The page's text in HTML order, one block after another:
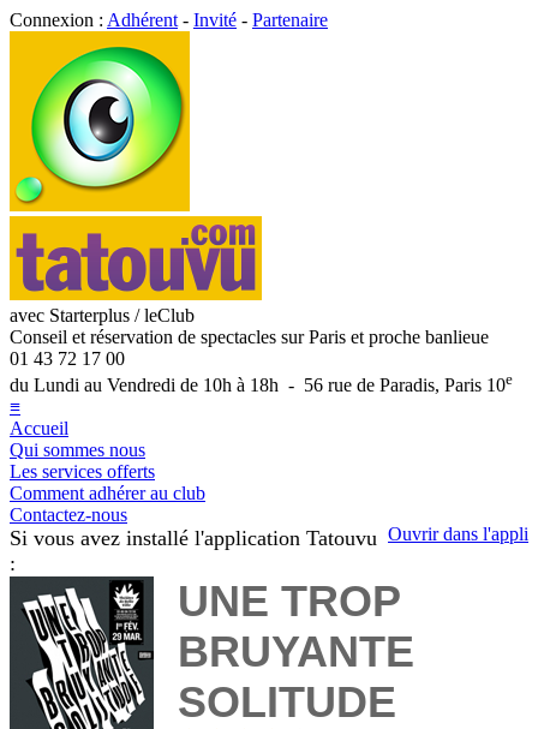
Connexion : Adhérent - Invité - Partenaire
avec Starterplus / leClub
Conseil et réservation de spectacles sur Paris et proche banlieue
01 43 72 17 00
du Lundi au Vendredi de 10h à 18h - 56 rue de Paradis, Paris 10e
≡
Accueil
Qui sommes nous
Les services offerts
Comment adhérer au club
Contactez-nous
Ouvrir dans l'appli
Si vous avez installé l'application Tatouvu
:
UNE TROP
BRUYANTE
SOLITUDE